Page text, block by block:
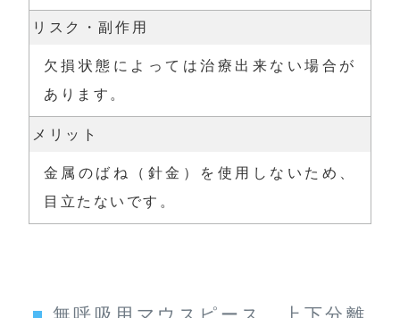
リスク・副作用
欠損状態によっては治療出来ない場合が
あります。
メリット
金属のばね（針金）を使用しないため、
目立たないです。